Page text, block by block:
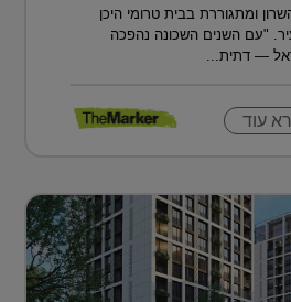
ומתגוררת בבית טרומי היכן
"עם השנים השכונה נהפכה
— דתית...
עוד